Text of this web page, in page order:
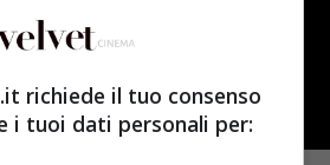
richiede il tuo consenso
i tuoi dati personali per: